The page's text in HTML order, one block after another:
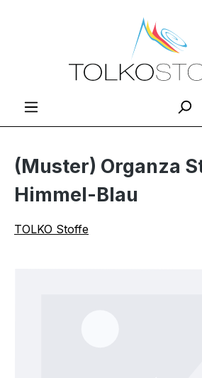
Zum Hauptinhalt springen
(Muster) Organza
Himmel-Blau
TOLKO Stoffe